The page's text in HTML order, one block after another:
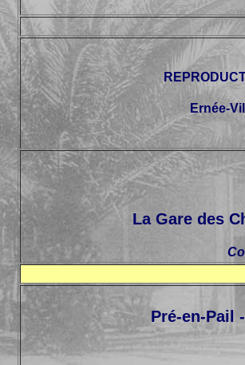
Ernée-
La Gare des
Pré-en-Pail